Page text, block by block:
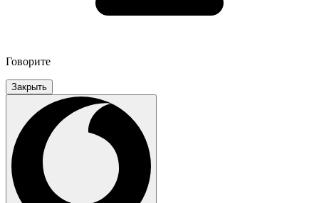
Говорите
Закрыть